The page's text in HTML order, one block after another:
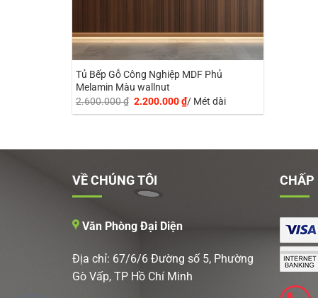
Tủ Bếp Gỗ Công Nghiệp MDF Phủ
Melamin Màu wallnut
2.600.000₫ Giá
2.200.000₫Giá
hiện
/ Mét dài
VỀ CHÚNG TÔI
Văn Phòng Đại Diện
Địa chỉ: 67/6/6 Đường số 5, Phường
Gò Vấp, TP Hồ Chí Minh
CHẤP